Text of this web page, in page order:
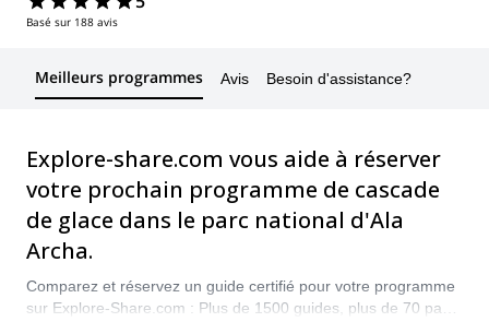
Basé sur 188 avis
Meilleurs programmes Avis Besoin d'assistance?
Explore-share.com vous aide à réserver
votre prochain programme de cascade
de glace dans le parc national d'Ala
Archa.
Comparez et réservez un guide certifié pour votre programme
sur Explore-Share.com : Plus de 1500 guides, plus de 70 pays